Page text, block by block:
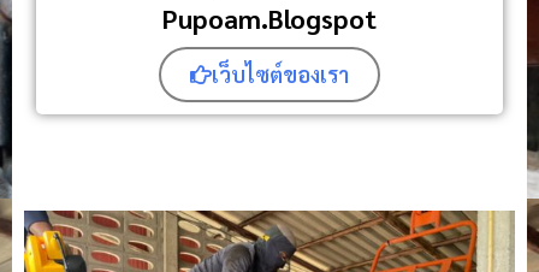
Pupoam.Blogspot
เว็บไซต์ของเรา